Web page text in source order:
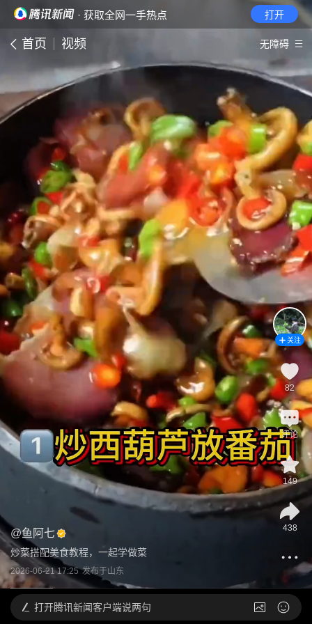
· 获取全网一手热点 打开
首页 视频 无障碍
@鱼阿七
炒菜搭配美食教程，一起学做菜
2026-06-21 17:25 发布于山东
关注
82
评论
149
438
打开腾讯新闻客户端说两句